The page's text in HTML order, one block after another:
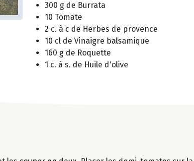
300 g de Burrata
10 Tomate
2 c. à c de Herbes de provence
10 cl de Vinaigre balsamique
160 g de Roquette
1 c. à s. de Huile d'olive